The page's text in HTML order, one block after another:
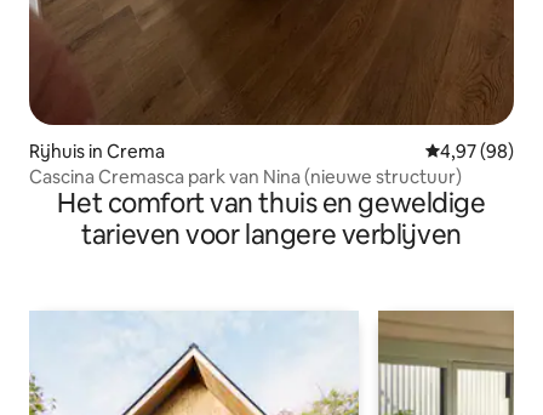
Rijhuis in Crema Gemiddelde
4,97 (98)
Cascina Cremasca park van Nina (nieuwe structuur)
Het comfort van thuis en geweldige
tarieven voor langere verblijven